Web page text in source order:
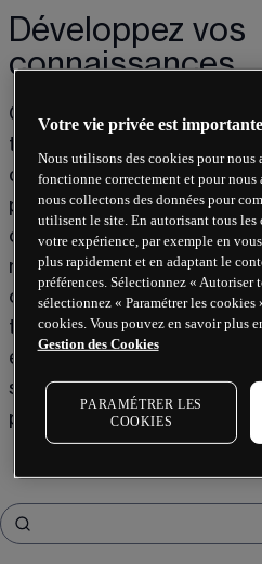
Développez vos
connaissances
Qu’il s’agisse d’analyse
technique, d’Elliott Wave
du trading est varié et
passionnantes. Dans notre
contenus pédagogiques
méthodes, des stratégies
correspondent à votre
tels que la psychologie du
également abordés.
soutient au mieux votre
progressez pas à pas.
Votre vie privée est
Nous utilisons des cookies pour nous
fonctionne correctement et pour nous
nous collectons des données pour
utilisent le site. En autorisant tous
votre expérience, par exemple en
plus rapidement et en adaptant le
préférences. Sélectionnez « Autoriser
sélectionnez « Paramétrer les cookies
cookies. Vous pouvez en savoir plus
Gestion des Cookies
PARAMÉTRER LES
COOKIES